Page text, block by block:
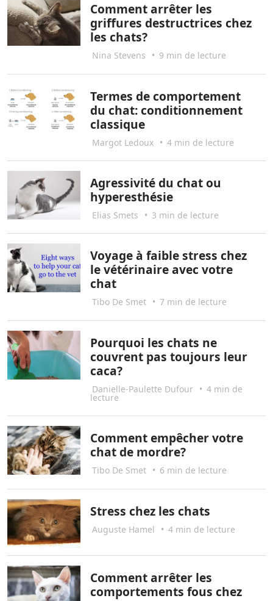
Comment arrêter les
griffures destructrices chez
les chats?
Nina Stevens • 9 min de lecture
Termes de comportement
du chat: conditionnement
classique
Margot Ledoux • 4 min de lecture
Agressivité du chat ou
hyperesthésie
Elias Smets • 3 min de lecture
Voyage à faible stress chez
le vétérinaire avec votre
chat
Tibo De Smet • 7 min de lecture
Pourquoi les chats ne
couvrent pas toujours leur
caca?
Danielle-Paulette Dufour • 4 min de
lecture
Comment empêcher votre
chat de mordre?
Tibo De Smet • 6 min de lecture
Stress chez les chats
Auguste Hamel • 4 min de lecture
Comment arrêter les
comportements fous chez